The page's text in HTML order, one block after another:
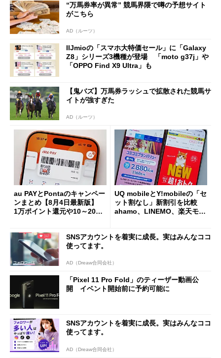
“万馬券率が異常” 競馬界隈で噂の予想サイト
がこちら
AD（ルーツ）
IIJmioの「スマホ大特価セール」に「Galaxy
Z8」シリーズ3機種が登場 「moto g37j」や
「OPPO Find X9 Ultra」も
【鬼バズ】万馬券ラッシュで拡散された競馬サ
イトが強すぎた
AD（ルーツ）
au PAYとPontaのキャンペー
ンまとめ【8月4日最新版】
1万ポイント還元や10～20％
UQ mobileとY!mobileの「セ
ット割なし」新割引を比較
ahamo、LINEMO、楽天モバ
SNSアカウントを着実に成長。実はみんなココ
使ってます。
AD（Dreaw合同会社）
「Pixel 11 Pro Fold」のティーザー動画公
開 イベント開始前に予約可能に
SNSアカウントを着実に成長。実はみんなココ
使ってます。
AD（Dreaw合同会社）